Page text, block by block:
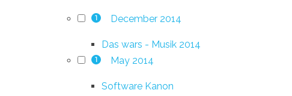
1 December 2014
Das wars - Musik 2014
1 May 2014
Software Kanon